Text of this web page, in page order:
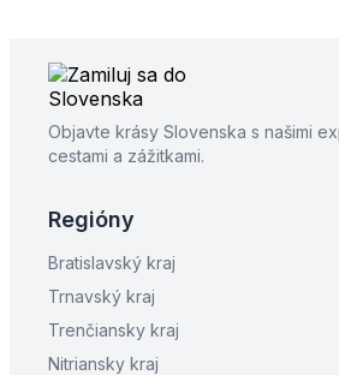
Objavte krásy Slovenska s našimi
cestami a zážitkami.
Regióny
Bratislavský kraj
Trnavský kraj
Trenčiansky kraj
Nitriansky kraj